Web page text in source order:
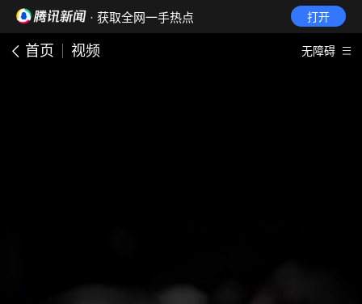
· 获取全网一手热点 打开
首页 视频 无障碍